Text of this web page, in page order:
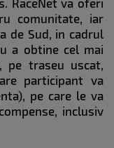
RaceNet va oferi
comunitate, iar
de Sud, in cadrul
a obtine cel mai
pe traseu uscat,
participant va
pe care le va
inclusiv